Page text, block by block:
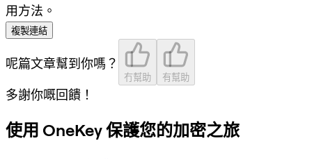
用方法。
複製連結
呢篇文章幫到你嗎？
冇幫助 有幫助
多謝你嘅回饋！
使用 OneKey 保護您的加密之旅